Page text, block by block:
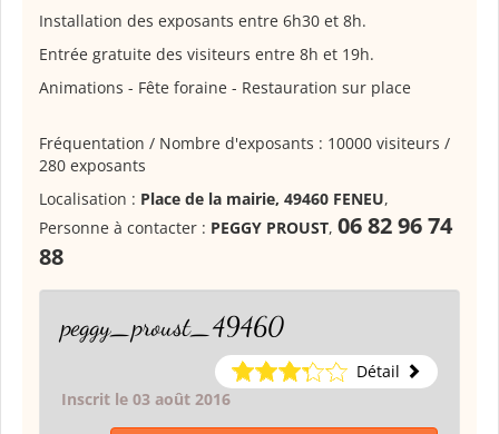
Installation des exposants entre 6h30 et 8h.
Entrée gratuite des visiteurs entre 8h et 19h.
Animations - Fête foraine - Restauration sur place
Fréquentation / Nombre d'exposants : 10000 visiteurs /
280 exposants
Localisation : Place de la mairie, 49460 FENEU,
Personne à contacter : PEGGY PROUST, 06 82 96 74
88
peggy_proust_49460
Détail
Inscrit le 03 août 2016